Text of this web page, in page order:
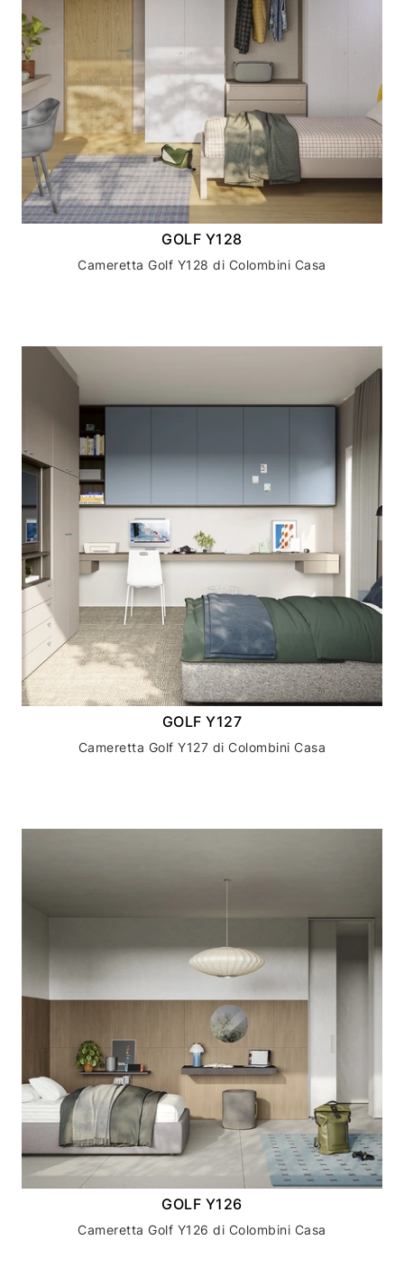
GOLF Y128
Cameretta Golf Y128 di Colombini Casa
GOLF Y127
Cameretta Golf Y127 di Colombini Casa
GOLF Y126
Cameretta Golf Y126 di Colombini Casa